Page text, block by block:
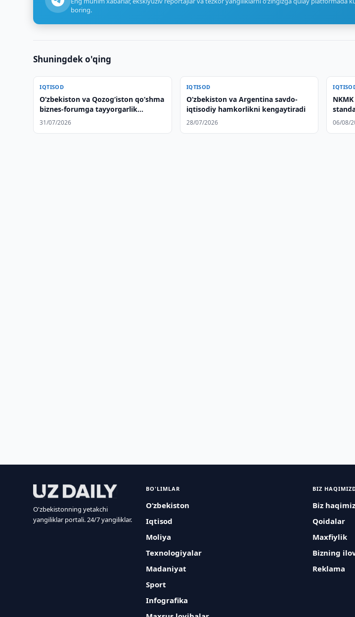
boring.
Shuningdek o'qing
IQTISOD
O‘zbekiston va Qozog‘iston qo‘shma
biznes-forumga tayyorgarlik
ko‘rmoqda
31/07/2026
IQTISOD
Oʻzbekiston va Argentina savdo-
iqtisodiy hamkorlikni kengaytiradi
28/07/2026 06/08/
O'zbekistonning yetakchi
yangiliklar portali. 24/7 yangiliklar.
BO'LIMLAR
O‘zbekiston
Iqtisod
Moliya
Texnologiyalar
Madaniyat
Sport
Infografika
BIZ
Biz
Qoidalar
Maxfiylik
Bizning
Reklama